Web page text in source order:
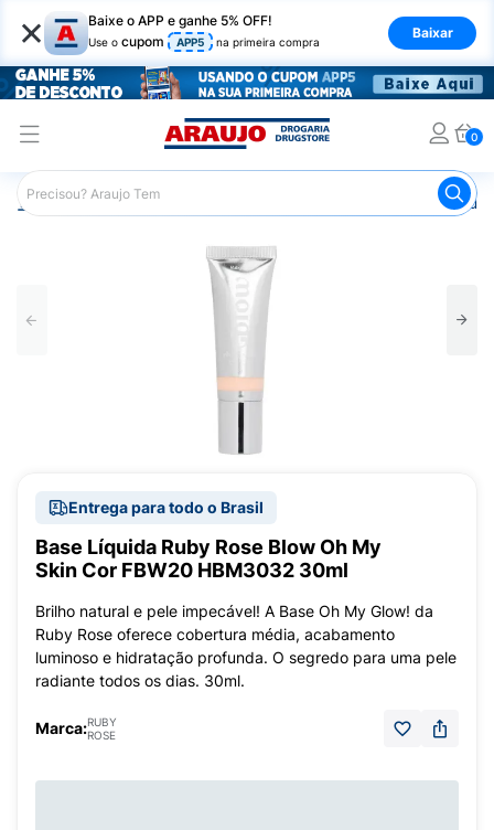
× Baixe o APP e ganhe 5% OFF!
Use o cupom APP5 na primeira compra
Baixar
0
Araujo Maquiagem Base Líquida
Entrega para todo o Brasil
Base Líquida Ruby Rose Blow Oh My
Skin Cor FBW20 HBM3032 30ml
Brilho natural e pele impecável! A Base Oh My Glow! da
Ruby Rose oferece cobertura média, acabamento
luminoso e hidratação profunda. O segredo para uma pele
radiante todos os dias. 30ml.
Marca:RUBY
ROSE